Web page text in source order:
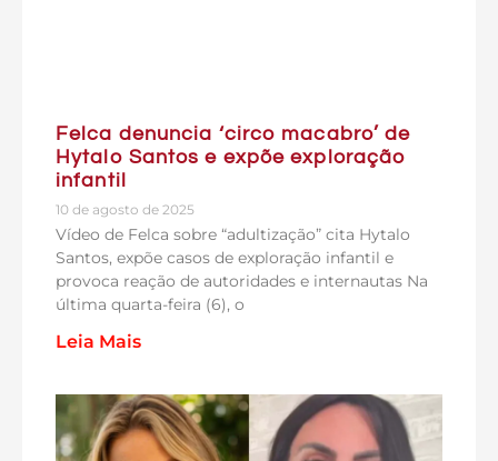
Felca denuncia ‘circo macabro’ de
Hytalo Santos e expõe exploração
infantil
10 de agosto de 2025
Vídeo de Felca sobre “adultização” cita Hytalo
Santos, expõe casos de exploração infantil e
provoca reação de autoridades e internautas Na
última quarta-feira (6), o
Leia Mais